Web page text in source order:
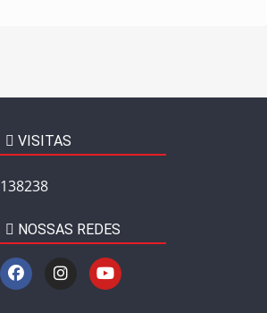
VISITAS
138238
NOSSAS REDES